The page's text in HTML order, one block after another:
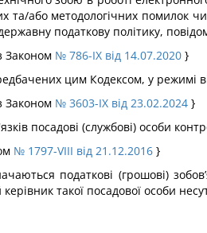
та/або методологічних помилок
податкову політику,
Законом № 786-IX від 14.07.2020 }
цим Кодексом, у режимі
Законом № 3603-IX від 23.02.2024 }
посадові (службові) особи
№ 1797-VIII від 21.12.2016 }
податкові (грошові)
такої посадової особи